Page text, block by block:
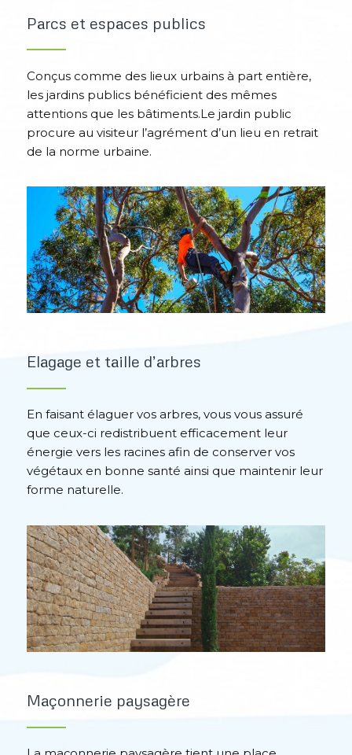
Parcs et espaces publics
Conçus comme des lieux urbains à part entière,
les jardins publics bénéficient des mêmes
attentions que les bâtiments.Le jardin public
procure au visiteur l’agrément d’un lieu en retrait
de la norme urbaine.
Elagage et taille d’arbres
En faisant élaguer vos arbres, vous vous assuré
que ceux-ci redistribuent efficacement leur
énergie vers les racines afin de conserver vos
végétaux en bonne santé ainsi que maintenir leur
forme naturelle.
Maçonnerie paysagère